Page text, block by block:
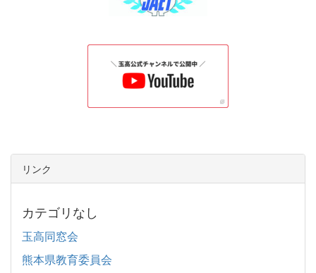
リンク
カテゴリなし
玉高同窓会
熊本県教育委員会